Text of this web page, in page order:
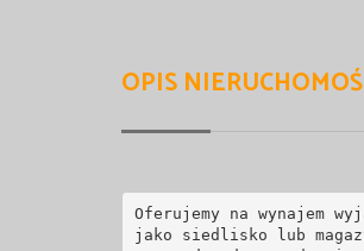
OPIS
Oferujemy na wynajem
jako siedlisko lub